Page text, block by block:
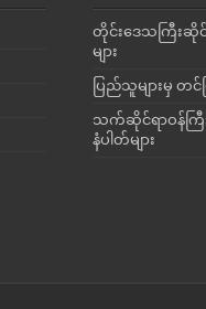
တိုင်းဒေသကြီး
များ
ပြည်သူများမှ တင်ပ
သက်ဆိုင်ရာဝန်ကြီး
နံပါတ်များ